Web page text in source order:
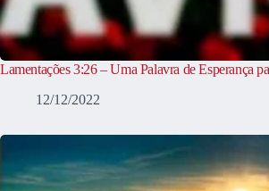
Lamentações 3:26 – Uma Palavra de Esperança
12/12/2022